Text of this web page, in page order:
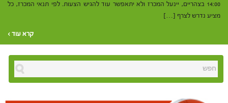
14:00 בצהריים, יינעל המכרז ולא יתאפשר עוד להגיש הצעות. לפי תנאי המכרז, כל
מציע נדרש לצרף […]
קרא עוד ›